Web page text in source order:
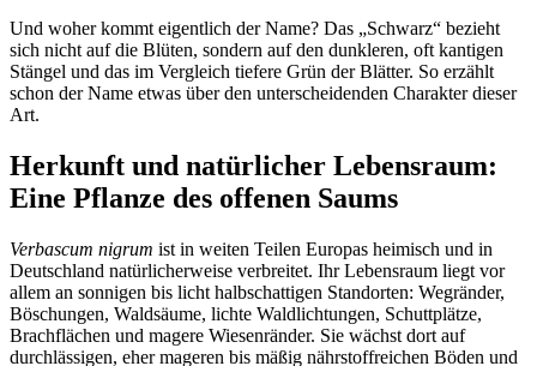
Und woher kommt eigentlich der Name? Das „Schwarz“ bezieht
sich nicht auf die Blüten, sondern auf den dunkleren, oft kantigen
Stängel und das im Vergleich tiefere Grün der Blätter. So erzählt
schon der Name etwas über den unterscheidenden Charakter dieser
Art.
Herkunft und natürlicher Lebensraum:
Eine Pflanze des offenen Saums
Verbascum nigrum ist in weiten Teilen Europas heimisch und in
Deutschland natürlicherweise verbreitet. Ihr Lebensraum liegt vor
allem an sonnigen bis licht halbschattigen Standorten: Wegränder,
Böschungen, Waldsäume, lichte Waldlichtungen, Schuttplätze,
Brachflächen und magere Wiesenränder. Sie wächst dort auf
durchlässigen, eher mageren bis mäßig nährstoffreichen Böden und